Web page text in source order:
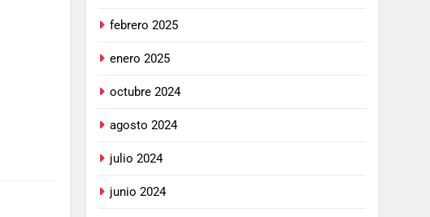
febrero 2025
enero 2025
octubre 2024
agosto 2024
julio 2024
junio 2024